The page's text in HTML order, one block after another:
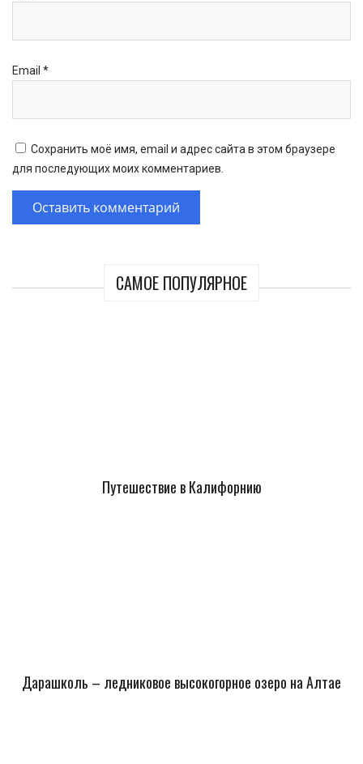
САМОЕ ПОПУЛЯРНОЕ
Путешествие в Калифорнию
Дарашколь – ледниковое высокогорное озеро на Алтае
Email *
Сохранить моё имя, email и адрес сайта в этом браузере
для последующих моих комментариев.